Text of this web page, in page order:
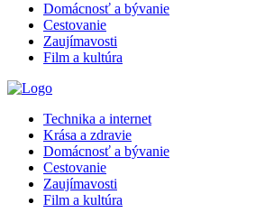
Domácnosť a bývanie
Cestovanie
Zaujímavosti
Film a kultúra
Technika a internet
Krása a zdravie
Domácnosť a bývanie
Cestovanie
Zaujímavosti
Film a kultúra